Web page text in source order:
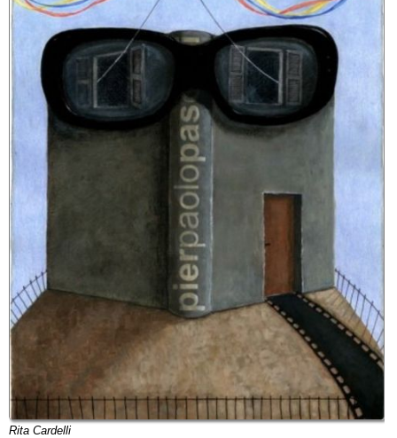
Rita Cardelli